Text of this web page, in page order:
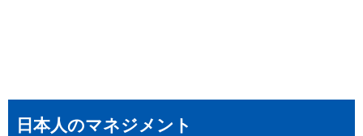
日本人のマネジメント